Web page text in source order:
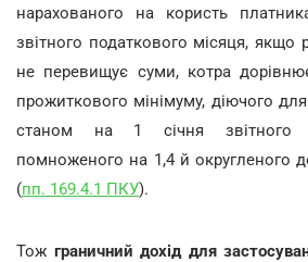
нарахованого на користь
звітного податкового місяця, якщо
не перевищує суми, котра
прожиткового мінімуму, діючого
станом на 1 січня звітного
помноженого на 1,4 й округленого
(пп. 169.4.1 ПКУ).
Тож граничний дохід для